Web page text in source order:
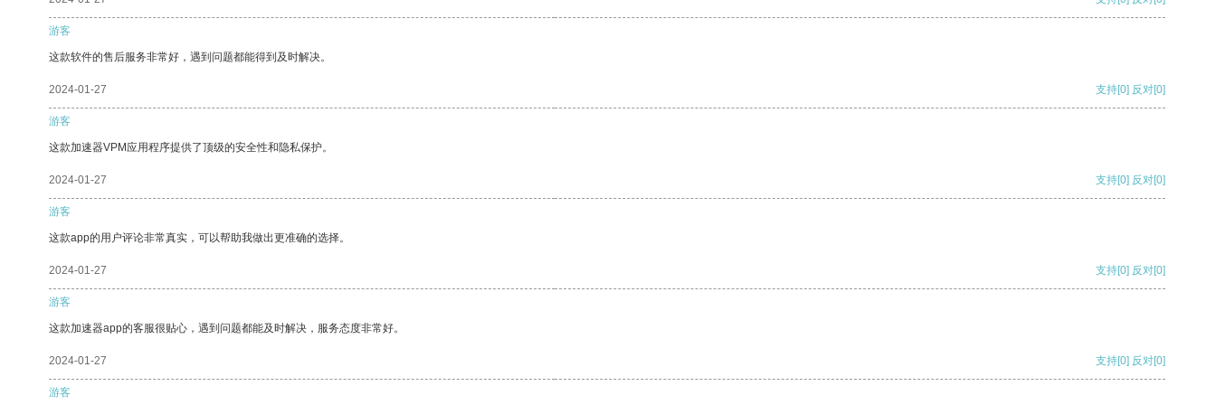
游客
这款软件的售后服务非常好，遇到问题都能得到及时解决。
2024-01-27 支持[0] 反对[0]
游客
这款加速器VPM应用程序提供了顶级的安全性和隐私保护。
2024-01-27 支持[0] 反对[0]
游客
这款app的用户评论非常真实，可以帮助我做出更准确的选择。
2024-01-27 支持[0] 反对[0]
游客
这款加速器app的客服很贴心，遇到问题都能及时解决，服务态度非常好。
2024-01-27 支持[0] 反对[0]
游客